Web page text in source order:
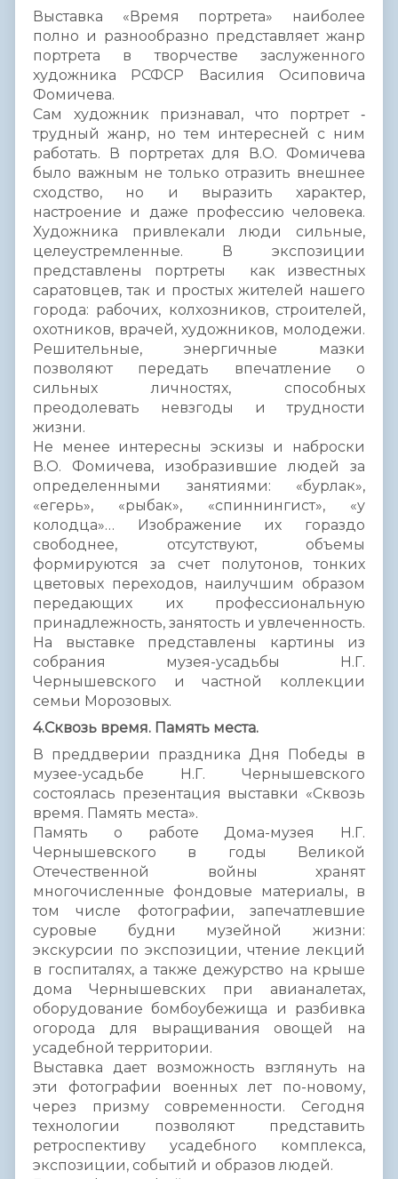
Выставка «Время портрета» наиболее
полно и разнообразно представляет жанр
портрета в творчестве заслуженного
художника РСФСР Василия Осиповича
Фомичева.
Сам художник признавал, что портрет ‑
трудный жанр, но тем интересней с ним
работать. В портретах для В.О. Фомичева
было важным не только отразить внешнее
сходство, но и выразить характер,
настроение и даже профессию человека.
Художника привлекали люди сильные,
целеустремленные. В экспозиции
представлены портреты как известных
саратовцев, так и простых жителей нашего
города: рабочих, колхозников, строителей,
охотников, врачей, художников, молодежи.
Решительные, энергичные мазки
позволяют передать впечатление о
сильных личностях, способных
преодолевать невзгоды и трудности
жизни.
Не менее интересны эскизы и наброски
В.О. Фомичева, изобразившие людей за
определенными занятиями: «бурлак»,
«егерь», «рыбак», «спиннингист», «у
колодца»… Изображение их гораздо
свободнее, отсутствуют, объемы
формируются за счет полутонов, тонких
цветовых переходов, наилучшим образом
передающих их профессиональную
принадлежность, занятость и увлеченность.
На выставке представлены картины из
собрания музея-усадьбы Н.Г.
Чернышевского и частной коллекции
семьи Морозовых.
4.Сквозь время. Память места.
В преддверии праздника Дня Победы в
музее-усадьбе Н.Г. Чернышевского
состоялась презентация выставки «Сквозь
время. Память места».
Память о работе Дома-музея Н.Г.
Чернышевского в годы Великой
Отечественной войны хранят
многочисленные фондовые материалы, в
том числе фотографии, запечатлевшие
суровые будни музейной жизни:
экскурсии по экспозиции, чтение лекций
в госпиталях, а также дежурство на крыше
дома Чернышевских при авианалетах,
оборудование бомбоубежища и разбивка
огорода для выращивания овощей на
усадебной территории.
Выставка дает возможность взглянуть на
эти фотографии военных лет по-новому,
через призму современности. Сегодня
технологии позволяют представить
ретроспективу усадебного комплекса,
экспозиции, событий и образов людей.